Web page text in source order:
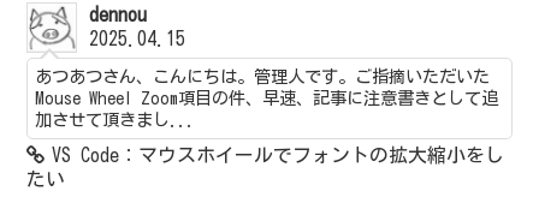
dennou
2025.04.15
あつあつさん、こんにちは。管理人です。ご指摘いただいた
Mouse Wheel Zoom項目の件、早速、記事に注意書きとして追
加させて頂きまし...
VS Code：マウスホイールでフォントの拡大縮小をし
たい